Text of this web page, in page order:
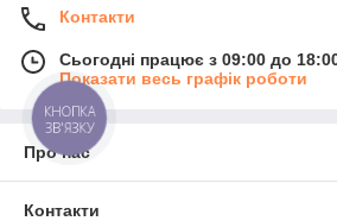
Контакти
Сьогодні працює з 09:00 до
Показати весь графік роботи
Про нас
Контакти
КНОПКА
ЗВ'ЯЗКУ